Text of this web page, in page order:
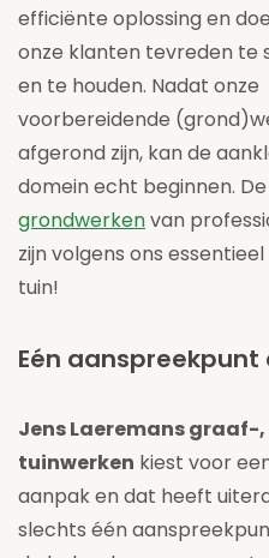
efficiënte oplossing en
onze klanten tevreden te
en te houden. Nadat onze
voorbereidende
afgerond zijn, kan de
domein echt beginnen.
grondwerkenvan
zijn volgens ons
tuin!
Eén aanspreekpunt
Jens Laeremans graaf-
tuinwerken kiest voor
aanpak en dat heeft
slechts één